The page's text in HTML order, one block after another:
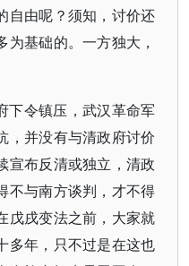
自由呢？须知，讨价还
基础的。一方独大，
下令镇压，武汉革命军
，并没有与清政府讨价
宣布反清或独立，清政
不与南方谈判，才不得
戊戌变法之前，大家就
多年，只不过是在这也